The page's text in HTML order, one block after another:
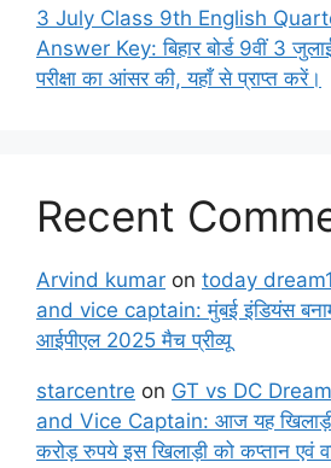
3 July Class 9th English
Answer Key: बिहार बोर्ड 9वीं 3
परीक्षा का आंसर की, यहाँ से प्राप्त करें।
Recent
Arvind kumar on today
and vice captain: मुंबई इंडियंस बनाम
आईपीएल 2025 मैच प्रीव्यू
starcentre on GT vs DC
and Vice Captain: आज यह
करोड़ रुपये इस खिलाड़ी को कप्तान एवं